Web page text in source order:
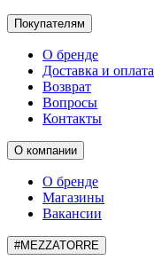
Покупателям
О бренде
Доставка и оплата
Возврат
Вопросы
Контакты
О компании
О бренде
Магазины
Вакансии
#MEZZATORRE